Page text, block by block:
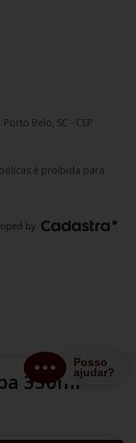
330ml
Belo, SC - CEP
é proibida para